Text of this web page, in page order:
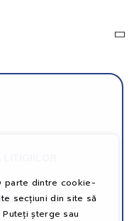
parte dintre cookie-
secțiuni din site să
șterge sau